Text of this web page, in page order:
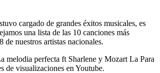
cargado de grandes éxitos musicales, es
una lista de las 10 canciones más
de nuestros artistas nacionales.
melodia perfecta ft Sharlene y Mozart La Para
de visualizaciones en Youtube.